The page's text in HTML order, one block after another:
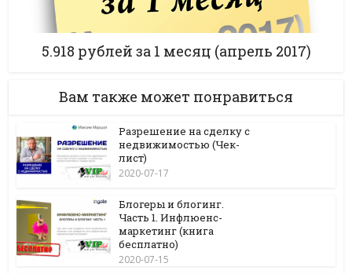
5.918 рублей за 1 месяц (апрель 2017)
Вам также может понравиться
Разрешение на сделку с
недвижимостью (Чек-
лист)
2020-07-17
Блогеры и блогинг.
Часть 1. Инфлюенс-
маркетинг (книга
бесплатно)
2020-07-15